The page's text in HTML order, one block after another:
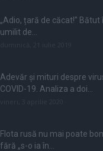
„Adio, țară de căcat!”
umilit de...
Adevăr și mituri despre
COVID-19. Analiza a doi...
Flota rusă nu mai poate
fără „s-o ia în...